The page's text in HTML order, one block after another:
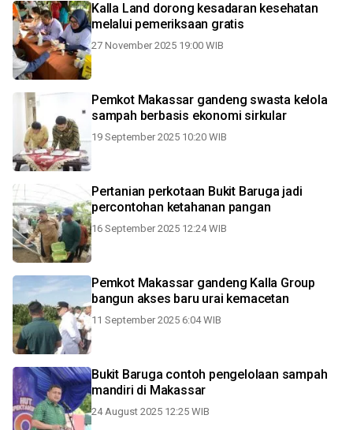
Kalla Land dorong kesadaran kesehatan
melalui pemeriksaan gratis
27 November 2025 19:00 WIB
Pemkot Makassar gandeng swasta kelola
sampah berbasis ekonomi sirkular
19 September 2025 10:20 WIB
Pertanian perkotaan Bukit Baruga jadi
percontohan ketahanan pangan
16 September 2025 12:24 WIB
Pemkot Makassar gandeng Kalla Group
bangun akses baru urai kemacetan
11 September 2025 6:04 WIB
Bukit Baruga contoh pengelolaan sampah
mandiri di Makassar
24 August 2025 12:25 WIB